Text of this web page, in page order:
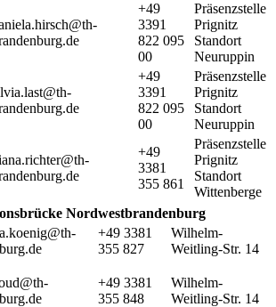
+49
3391
822 095
00
Präsenzstelle
Prignitz
Standort
Neuruppin
+49
3391
822 095
00
Präsenzstelle
Prignitz
Standort
Neuruppin
+49
3381
355 861
Präsenzstelle
Prignitz
Standort
Wittenberge
Nordwestbrandenburg
+49 3381
355 827
Wilhelm-
Weitling-Str. 14
+49 3381
355 848
Wilhelm-
Weitling-Str. 14